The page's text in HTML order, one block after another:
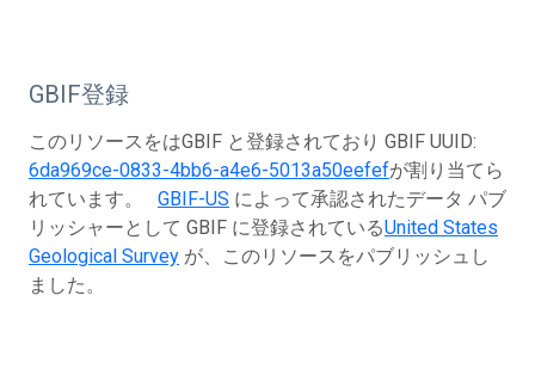
GBIF登録
このリソースをはGBIF と登録されており GBIF UUID:
6da969ce-0833-4bb6-a4e6-5013a50eefefが割り当てら
れています。 GBIF-US によって承認されたデータ パブ
リッシャーとして GBIF に登録されているUnited States
Geological Survey が、このリソースをパブリッシュし
ました。